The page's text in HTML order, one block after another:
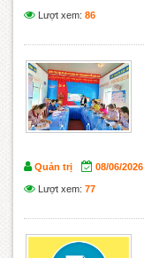
Lượt xem: 86
Quản trị 08/06/2026
Lượt xem: 77